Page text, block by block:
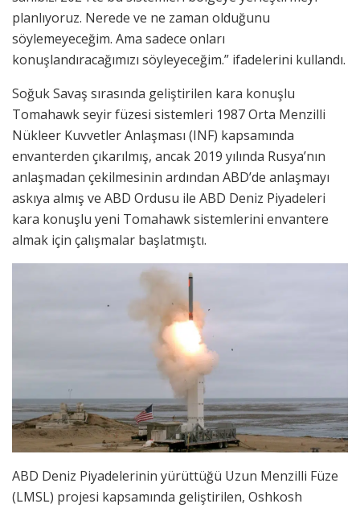
planlıyoruz. Nerede ve ne zaman olduğunu
söylemeyeceğim. Ama sadece onları
konuşlandıracağımızı söyleyeceğim.” ifadelerini kullandı.
Soğuk Savaş sırasında geliştirilen kara konuşlu
Tomahawk seyir füzesi sistemleri 1987 Orta Menzilli
Nükleer Kuvvetler Anlaşması (INF) kapsamında
envanterden çıkarılmış, ancak 2019 yılında Rusya’nın
anlaşmadan çekilmesinin ardından ABD’de anlaşmayı
askıya almış ve ABD Ordusu ile ABD Deniz Piyadeleri
kara konuşlu yeni Tomahawk sistemlerini envantere
almak için çalışmalar başlatmıştı.
ABD Deniz Piyadelerinin yürüttüğü Uzun Menzilli Füze
(LMSL) projesi kapsamında geliştirilen, Oshkosh